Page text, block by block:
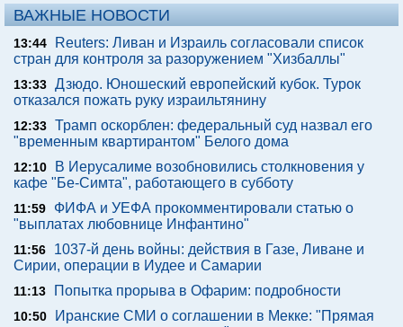
ВАЖНЫЕ НОВОСТИ
13:44
Reuters: Ливан и Израиль согласовали список
стран для контроля за разоружением "Хизбаллы"
13:33 Дзюдо. Юношеский европейский кубок. Турок
отказался пожать руку израильтянину
12:33 Трамп оскорблен: федеральный суд назвал его
"временным квартирантом" Белого дома
12:10
В Иерусалиме возобновились столкновения у
кафе "Бе-Симта", работающего в субботу
11:59
ФИФА и УЕФА прокомментировали статью о
"выплатах любовнице Инфантино"
11:56
1037-й день войны: действия в Газе, Ливане и
Сирии, операции в Иудее и Самарии
11:13 Попытка прорыва в Офарим: подробности
10:50
Иранские СМИ о соглашении в Мекке: "Прямая